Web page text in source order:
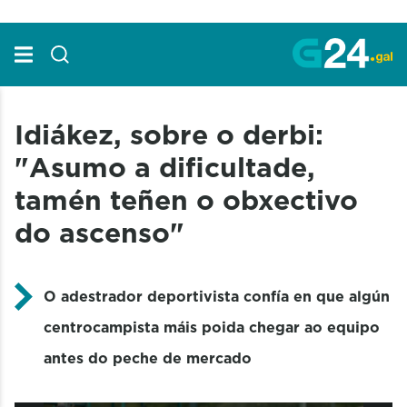
Idiákez, sobre o derbi:
"Asumo a dificultade,
tamén teñen o obxectivo
do ascenso"
O adestrador deportivista confía en que algún
centrocampista máis poida chegar ao equipo
antes do peche de mercado